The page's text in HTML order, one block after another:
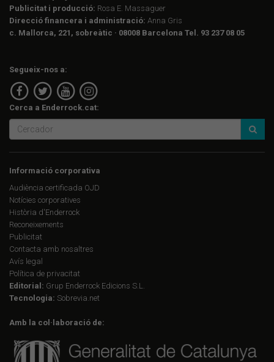
Publicitat i producció: Rosa E. Massaguer
Direcció financera i administració: Anna Gris
c. Mallorca, 221, sobreàtic · 08008 Barcelona Tel. 93 237 08 05
Segueix-nos a:
Cerca a Enderrock.cat:
Informació corporativa
Audiència certificada OJD
Notícies corporatives
Història d'Enderrock
Reconeixements
Publicitat
Contacta amb nosaltres
Avís legal
Política de privacitat
Editorial: Grup Enderrock Edicions S.L.
Tecnologia: Sobrevia.net
Amb la col·laboració de: